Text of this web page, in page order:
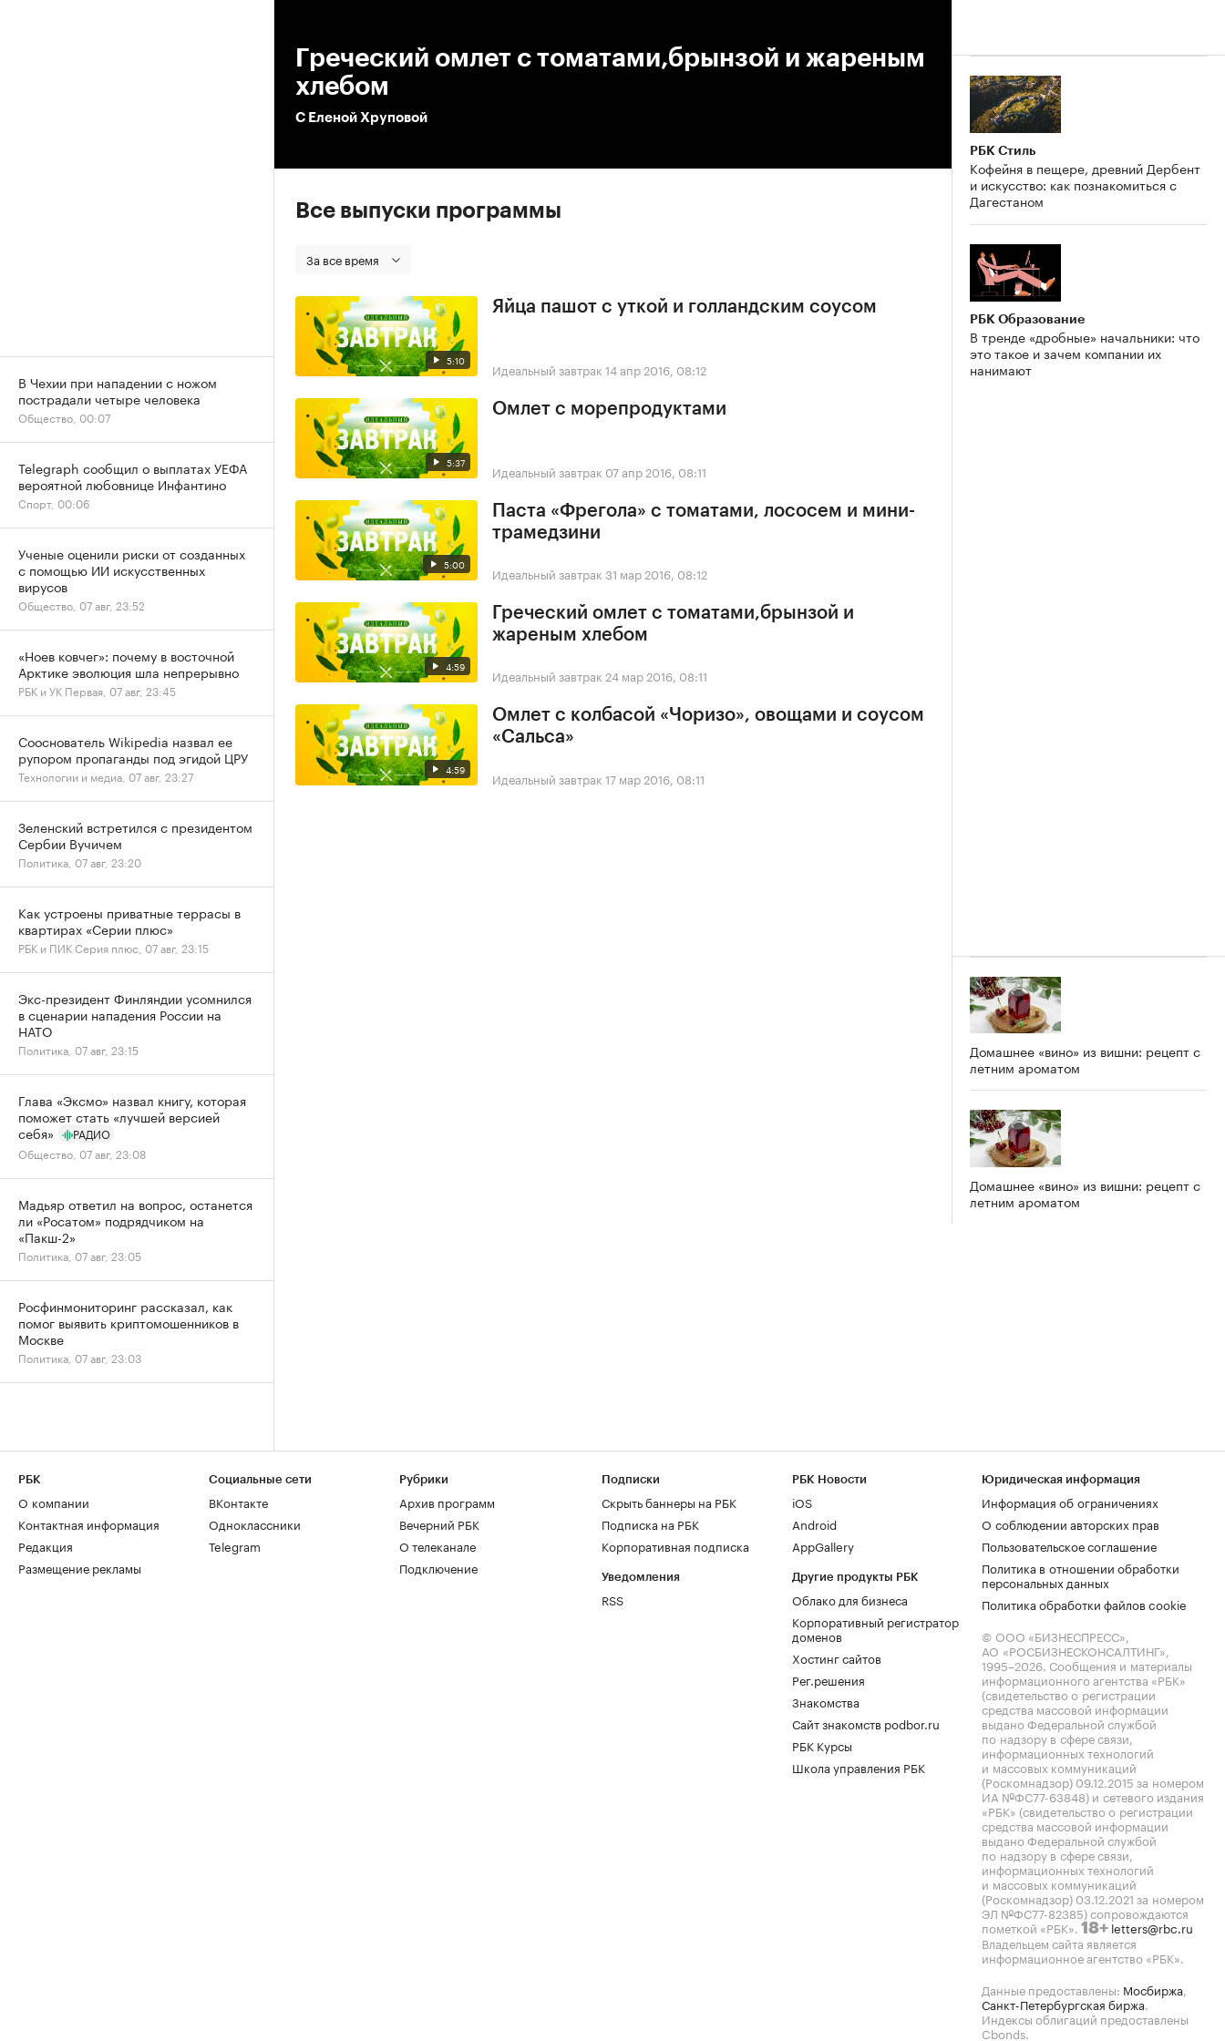
Греческий омлет с томатами,брынзой и жареным
хлебом
С Еленой Хруповой
Все выпуски программы
За все время
5:10
Яйца пашот с уткой и голландским соусом
Идеальный завтрак 14 апр 2016, 08:12
5:37
Омлет с морепродуктами
Идеальный завтрак 07 апр 2016, 08:11
5:00
Паста «Фрегола» с томатами, лососем и мини-
трамедзини
Идеальный завтрак 31 мар 2016, 08:12
4:59
Греческий омлет с томатами,брынзой и
жареным хлебом
Идеальный завтрак 24 мар 2016, 08:11
4:59
Омлет с колбасой «Чоризо», овощами и соусом
«Сальса»
Идеальный завтрак 17 мар 2016, 08:11
РБК Стиль
Кофейня в пещере, древний Дербент
и искусство: как познакомиться с
Дагестаном
РБК Образование
В тренде «дробные» начальники: что
это такое и зачем компании их
нанимают
Домашнее «вино» из вишни: рецепт с
летним ароматом
Домашнее «вино» из вишни: рецепт с
летним ароматом
В Чехии при нападении с ножом
пострадали четыре человека
Общество, 00:07
Telegraph сообщил о выплатах УЕФА
вероятной любовнице Инфантино
Спорт, 00:06
Ученые оценили риски от созданных
с помощью ИИ искусственных
вирусов
Общество, 07 авг, 23:52
«Ноев ковчег»: почему в восточной
Арктике эволюция шла непрерывно
РБК и УК Первая, 07 авг, 23:45
Сооснователь Wikipedia назвал ее
рупором пропаганды под эгидой ЦРУ
Технологии и медиа, 07 авг, 23:27
Зеленский встретился с президентом
Сербии Вучичем
Политика, 07 авг, 23:20
Как устроены приватные террасы в
квартирах «Серии плюс»
РБК и ПИК Серия плюс, 07 авг, 23:15
Экс-президент Финляндии усомнился
в сценарии нападения России на
НАТО
Политика, 07 авг, 23:15
Глава «Эксмо» назвал книгу, которая
поможет стать «лучшей версией
себя»
РАДИО
Общество, 07 авг, 23:08
Мадьяр ответил на вопрос, останется
ли «Росатом» подрядчиком на
«Пакш-2»
Политика, 07 авг, 23:05
Росфинмониторинг рассказал, как
помог выявить криптомошенников в
Москве
Политика, 07 авг, 23:03
РБК
О компании
Контактная информация
Редакция
Размещение рекламы
Социальные сети
ВКонтакте
Одноклассники
Telegram
Рубрики
Архив программ
Вечерний РБК
О телеканале
Подключение
Подписки
Скрыть баннеры на РБК
Подписка на РБК
Корпоративная подписка
Уведомления
RSS
РБК Новости
iOS
Android
AppGallery
Другие продукты РБК
Облако для бизнеса
Корпоративный регистратор
доменов
Хостинг сайтов
Рег.решения
Знакомства
Сайт знакомств podbor.ru
РБК Курсы
Школа управления РБК
Юридическая информация
Информация об ограничениях
О соблюдении авторских прав
Пользовательское соглашение
Политика в отношении обработки
персональных данных
Политика обработки файлов cookie
© ООО «БИЗНЕСПРЕСС»,
АО «РОСБИЗНЕСКОНСАЛТИНГ»,
1995–2026. Сообщения и материалы
информационного агентства «РБК»
(свидетельство о регистрации
средства массовой информации
выдано Федеральной службой
по надзору в сфере связи,
информационных технологий
и массовых коммуникаций
(Роскомнадзор) 09.12.2015 за номером
ИА №ФС77-63848) и сетевого издания
«РБК» (свидетельство о регистрации
средства массовой информации
выдано Федеральной службой
по надзору в сфере связи,
информационных технологий
и массовых коммуникаций
(Роскомнадзор) 03.12.2021 за номером
ЭЛ №ФС77-82385) сопровождаются
пометкой «РБК». 18+ letters@rbc.ru
Владельцем сайта является
информационное агентство «РБК».
Данные предоставлены: Мосбиржа,
Санкт-Петербургская биржа.
Индексы облигаций предоставлены
Cbonds.